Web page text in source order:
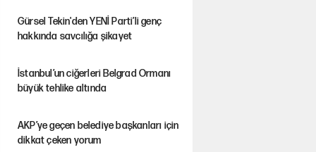
Gürsel Tekin'den YENİ Parti’li genç
hakkında savcılığa şikayet
İstanbul’un ciğerleri Belgrad Ormanı
büyük tehlike altında
AKP’ye geçen belediye başkanları için
dikkat çeken yorum